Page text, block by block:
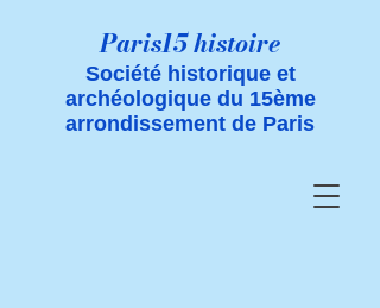
Paris15 histoire
Société historique et
archéologique du 15ème
arrondissement de Paris